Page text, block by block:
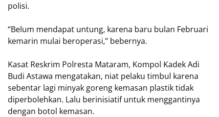
polisi.
‘’Belum mendapat untung, karena baru bulan Februari
kemarin mulai beroperasi,’’ bebernya.
Kasat Reskrim Polresta Mataram, Kompol Kadek Adi
Budi Astawa mengatakan, niat pelaku timbul karena
sebentar lagi minyak goreng kemasan plastik tidak
diperbolehkan. Lalu berinisiatif untuk menggantinya
dengan botol kemasan.